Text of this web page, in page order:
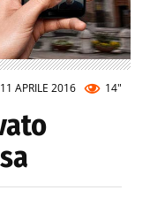
11 APRILE 2016 14"